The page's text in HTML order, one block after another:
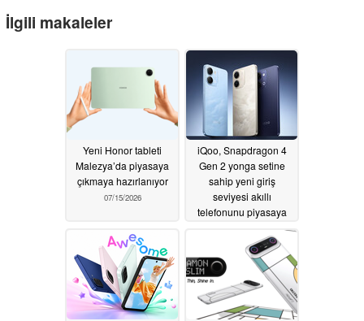
İlgili makaleler
Yeni Honor tableti
Malezya’da piyasaya
çıkmaya hazırlanıyor
07/15/2026
iQoo, Snapdragon 4
Gen 2 yonga setine
sahip yeni giriş
seviyesi akıllı
telefonunu piyasaya